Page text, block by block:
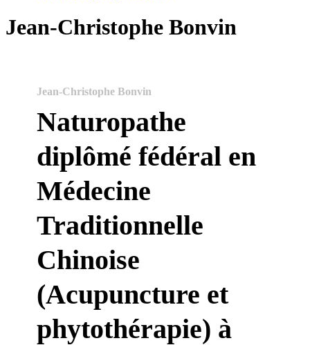
Jean-Christophe Bonvin
Jean-Christophe Bonvin
Naturopathe
diplômé fédéral en
Médecine
Traditionnelle
Chinoise
(Acupuncture et
phytothérapie) à